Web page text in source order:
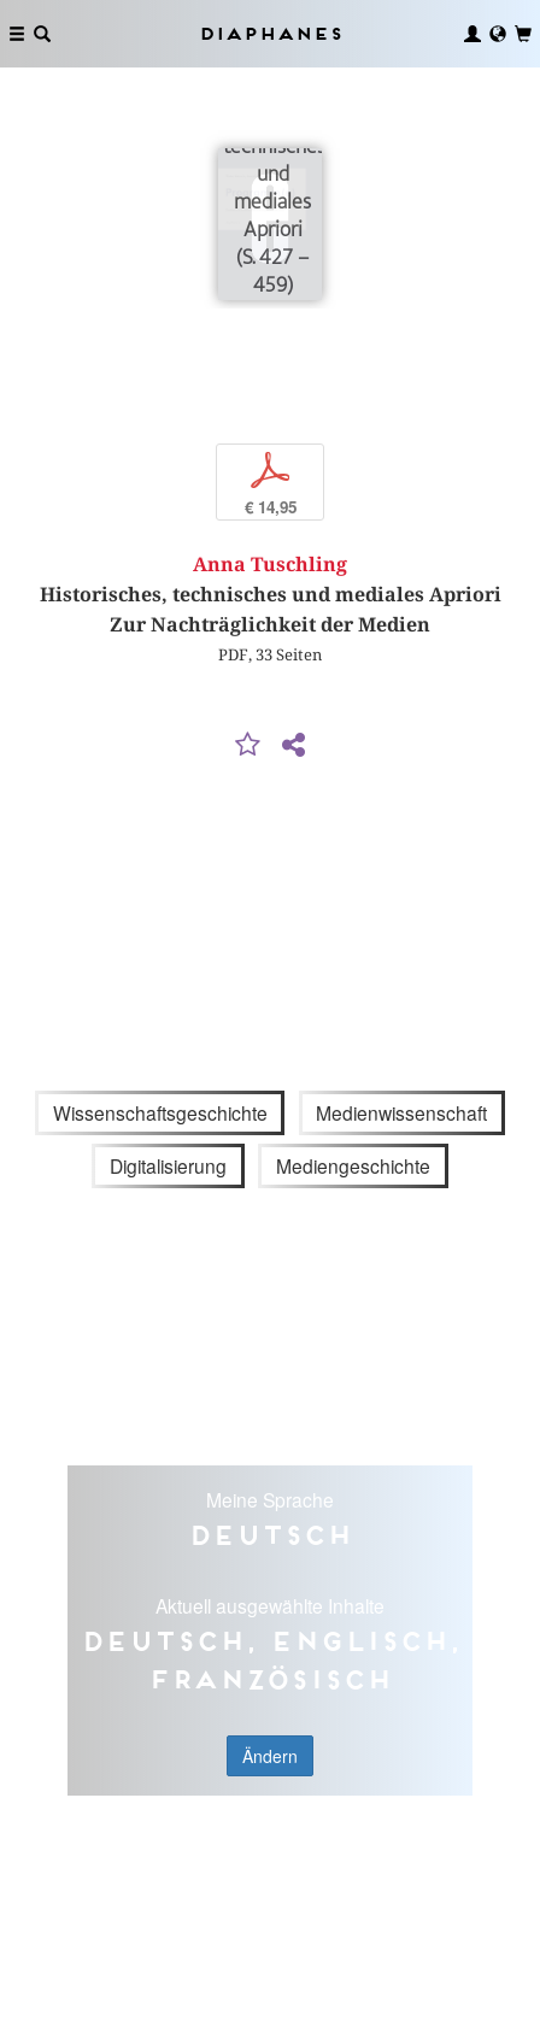
Diaphanes
technisches
und
mediales
Apriori
(S. 427 –
459)
p
€ 14,95
Anna Tuschling
Historisches, technisches und mediales Apriori
Zur Nachträglichkeit der Medien
PDF, 33 Seiten
Wissenschaftsgeschichte Medienwissenschaft
Digitalisierung Mediengeschichte
Meine Sprache
Deutsch
Aktuell ausgewählte Inhalte
Deutsch, Englisch,
Französisch
Ändern